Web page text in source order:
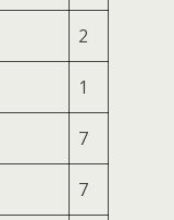
2
1
7
7